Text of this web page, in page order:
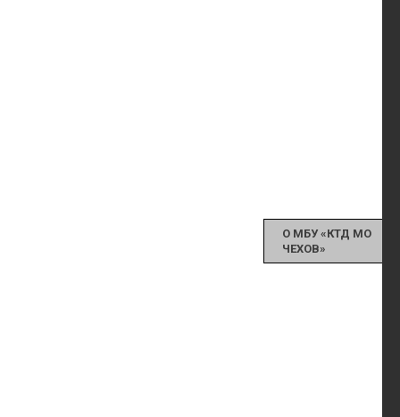
О МБУ «КТД МО
ЧЕХОВ»